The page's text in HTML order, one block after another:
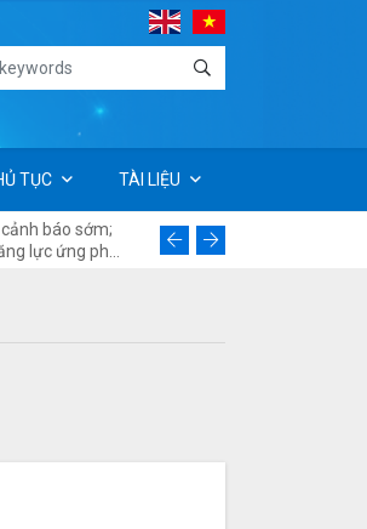
TỤC TÀI LIỆU
báo sớm;
lực ứng phó
Thư ngỏ về việc báo giá
nâng cao năng lực cho các